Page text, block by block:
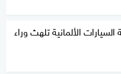
الألمانية تلهث وراء